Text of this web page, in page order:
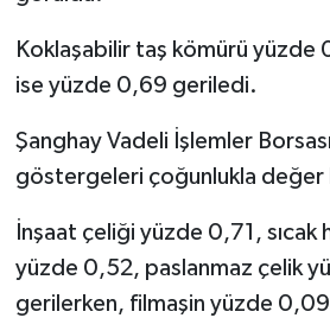
Koklaşabilir taş kömürü yüzde
ise yüzde 0,69 geriledi.
Şanghay Vadeli İşlemler
göstergeleri çoğunlukla
İnşaat çeliği yüzde 0,71, sıcak
yüzde 0,52, paslanmaz çelik
gerilerken, filmaşin yüzde